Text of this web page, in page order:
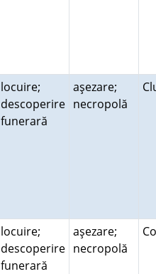
locuire;
descoperire
funerară
aşezare;
necropolă
locuire;
descoperire
funerară
aşezare;
necropolă